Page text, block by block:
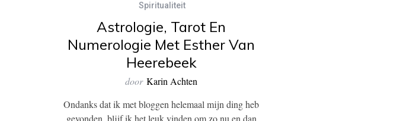
Spiritualiteit
Astrologie, Tarot En
Numerologie Met Esther Van
Heerebeek
door Karin Achten
Ondanks dat ik met bloggen helemaal mijn ding heb
gevonden, blijf ik het leuk vinden om zo nu en dan